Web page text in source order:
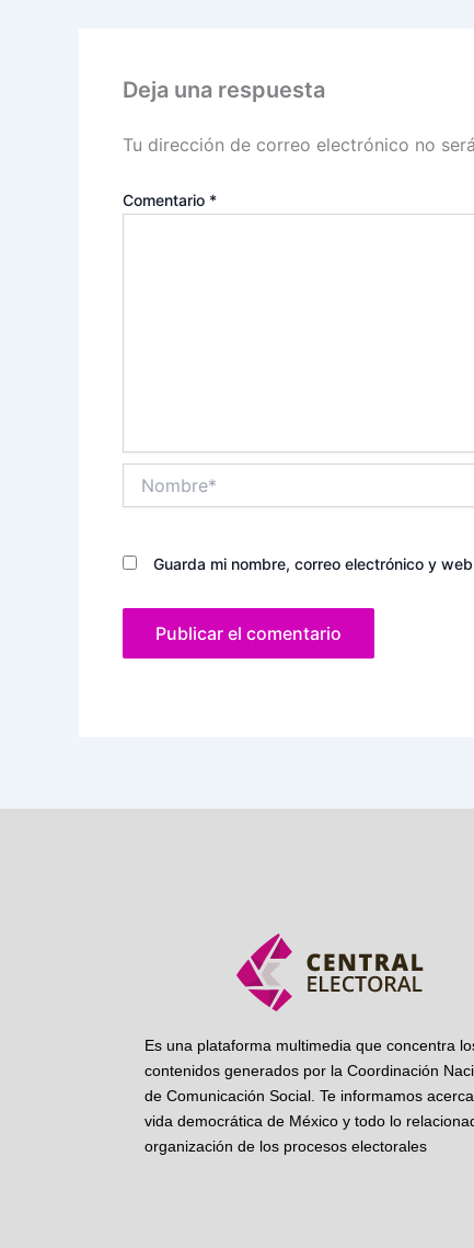
Deja una respuesta
Tu dirección de correo electrónico no
Comentario *
Guarda mi nombre, correo electrónico y
Es una plataforma multimedia que concentra
contenidos generados por la Coordinación
de Comunicación Social. Te informamos
vida democrática de México y todo lo
organización de los procesos electorales